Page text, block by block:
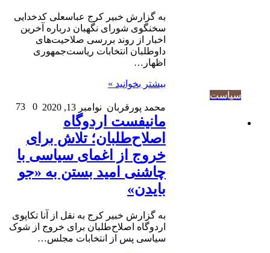
به گزارش خبیر کرج عباسعلی کدخدایی
سخنگوی شورای نگهبان درباره آخرین
اخبار از روند بررسی صلاحیت‌های
داوطلبان انتخابات ریاست‌جمهوری
اظهار…
بیشتر بخوانید »
سیاست
محمد پورقربان نوامبر 13, 2020 0
مانیفست اردوگاه
اصلاح‌طلبان؛ تلاش برای
خروج از اغمای سیاسی با
چاشنی امید بستن به «جو
بایدن»
به گزارش خبیر کرج به نقل از آنا تکاپوی
اردوگاه اصلاح‌طلبان برای خروج از شوک
سیاسی پس از انتخابات مجلس…